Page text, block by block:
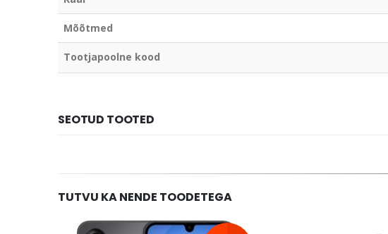
Mõõtmed
Tootjapoolne kood
SEOTUD TOOTED
TUTVU KA NENDE TOODETEGA